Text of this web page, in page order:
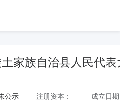
家族自治县人民代
公示 注册资本： -
成立日